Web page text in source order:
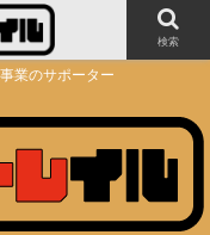
業のサポーター
検索